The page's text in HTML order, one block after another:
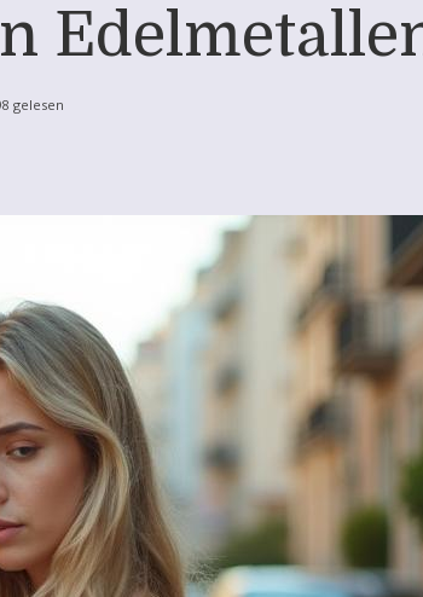
gelesen